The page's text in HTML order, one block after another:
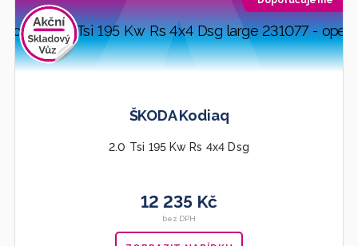
ŠKODA Kodiaq
2.0 Tsi 195 Kw Rs 4x4 Dsg
12 235 Kč
bez DPH